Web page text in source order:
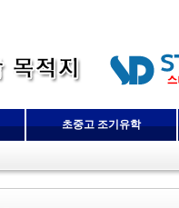
초중고 조기유학